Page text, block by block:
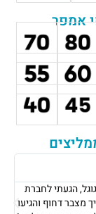
אמפר
הייתי חייבת
מצבר כדי לצאת לעבודה ב8 בבוקר, הגיעו